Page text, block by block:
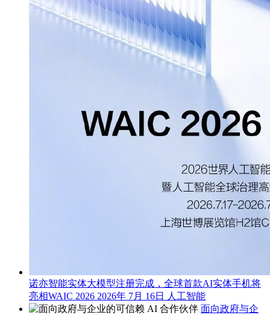
诺亦智能实体大模型注册完成，全球首款AI实体手机将
亮相WAIC 2026 2026年 7月 16日
人工智能
面向政府与企